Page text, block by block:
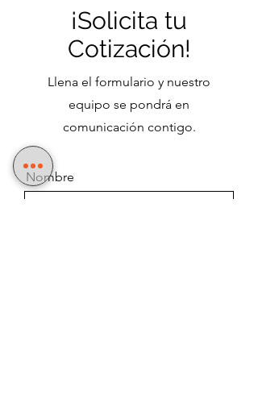
¡Solicita tu
Cotización!
Llena el formulario y nuestro
equipo se pondrá en
comunicación contigo.
Nombre